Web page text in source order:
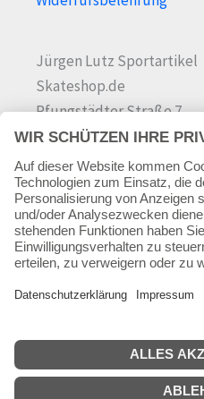
Jürgen Lutz Sportartikel
Skateshop.de
Pfungstädter Straße 7
64342 Seeheim-
Tel.06257 868181
Mail:info@skateshop.de
Warenkorb
Mein Konto